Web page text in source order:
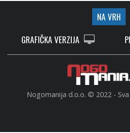
NA VRH
GRAFIČKA VERZIJA
Nogomanija d.o.o. © 2022 -